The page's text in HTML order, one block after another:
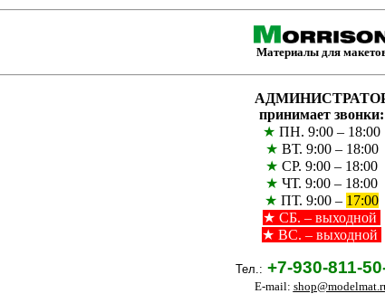
Материалы для
принимает звонки:
★ ПН. 9:00 – 18:00
★ ВТ. 9:00 – 18:00
★ СР. 9:00 – 18:00
★ ЧТ. 9:00 – 18:00
★ ПТ. 9:00 – 17:00
★ СБ. – выходной
★ ВС. – выходной
Тел.: +7-930-811-
E-mail: